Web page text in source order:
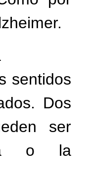
sentidos
Dos
ser
o la